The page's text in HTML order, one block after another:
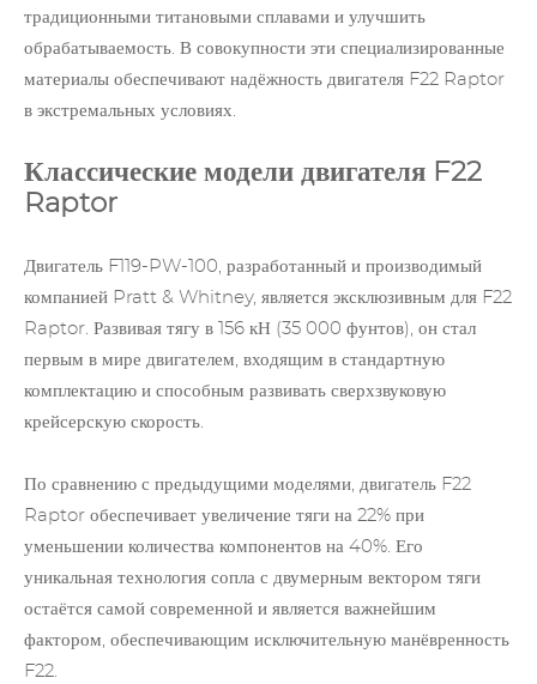
традиционными титановыми сплавами и улучшить
обрабатываемость. В совокупности эти специализированные
материалы обеспечивают надёжность двигателя F22 Raptor
в экстремальных условиях.
Классические модели двигателя F22
Raptor
Двигатель F119-PW-100, разработанный и производимый
компанией Pratt & Whitney, является эксклюзивным для F22
Raptor. Развивая тягу в 156 кН (35 000 фунтов), он стал
первым в мире двигателем, входящим в стандартную
комплектацию и способным развивать сверхзвуковую
крейсерскую скорость.
По сравнению с предыдущими моделями, двигатель F22
Raptor обеспечивает увеличение тяги на 22% при
уменьшении количества компонентов на 40%. Его
уникальная технология сопла с двумерным вектором тяги
остаётся самой современной и является важнейшим
фактором, обеспечивающим исключительную манёвренность
F22.